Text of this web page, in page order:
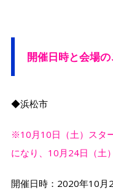
開催日時と会場
◆浜松市
※10月10日（土）スタ
になり、10月24日（土
開催日時：2020年10